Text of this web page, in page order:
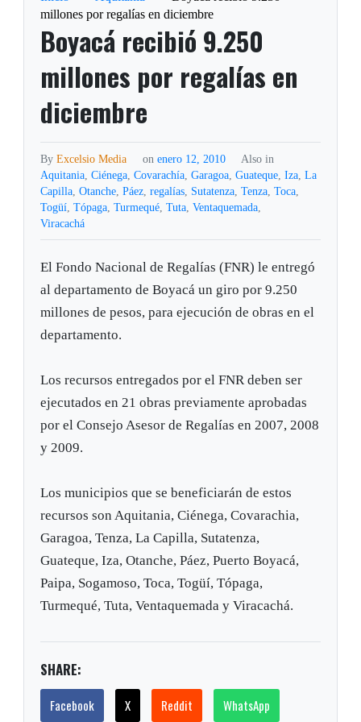
millones por regalías en diciembre
Boyacá recibió 9.250
millones por regalías en
diciembre
ByExcelsio Media on enero 12, 2010
Also in
Aquitania,Ciénega,Covarachía,Garagoa,Guateque,Iza,La
Capilla,Otanche,Páez,regalías, Sutatenza,Tenza,Toca,
Togüí,Tópaga,Turmequé,Tuta,Ventaquemada,
Viracachá
El Fondo Nacional de Regalías (FNR) le entregó
al departamento de Boyacá un giro por 9.250
millones de pesos, para ejecución de obras en el
departamento.
Los recursos entregados por el FNR deben ser
ejecutados en 21 obras previamente aprobadas
por el Consejo Asesor de Regalías en 2007, 2008
y 2009.
Los municipios que se beneficiarán de estos
recursos son Aquitania, Ciénega, Covarachia,
Garagoa, Tenza, La Capilla, Sutatenza,
Guateque, Iza, Otanche, Páez, Puerto Boyacá,
Paipa, Sogamoso, Toca, Togüí, Tópaga,
Turmequé, Tuta, Ventaquemada y Viracachá.
SHARE:
Facebook X Reddit WhatsApp